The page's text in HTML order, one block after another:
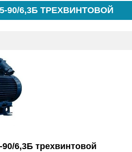
90/6,3Б ТРЕХВИНТОВОЙ
6,3Б трехвинтовой